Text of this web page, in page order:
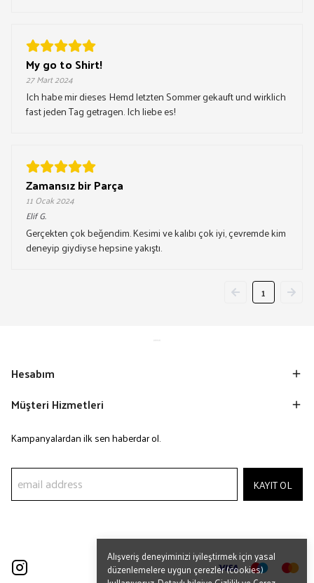
Alışveriş deneyiminizi iyileştirmek için yasal
düzenlemelere uygun çerezler (cookies)
My go to Shirt!
27 Mart 2024
Ich habe mir dieses Hemd letzten Sommer gekauft und wirklich
fast jeden Tag getragen. Ich liebe es!
Zamansız bir Parça
11 Ocak 2024
ElifG.
Gerçekten çok beğendim. Kesimi ve kalıbı çok iyi, çevremde kim
deneyip giydiyse hepsine yakıştı.
1
Hesabım
Müşteri Hizmetleri
Kampanyalardan ilk sen haberdar ol.
KAYIT OL